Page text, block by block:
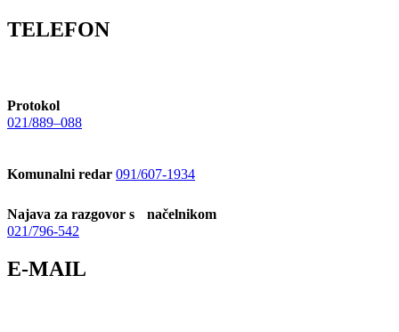
TELEFON
Protokol
021/889–088
Komunalni redar 091/607-1934
Najava za razgovor s načelnikom
021/796-542
E-MAIL